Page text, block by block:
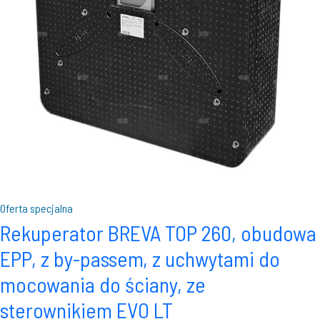
Oferta specjalna
Rekuperator BREVA TOP 260, obudowa
EPP, z by-passem, z uchwytami do
mocowania do ściany, ze
sterownikiem EVO LT